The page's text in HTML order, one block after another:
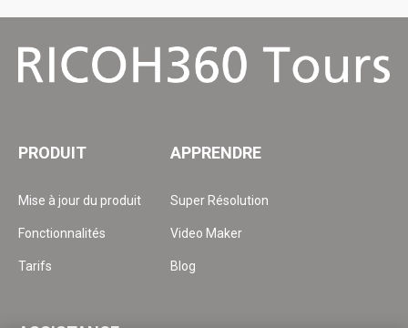
PRODUIT
Mise à jour du produit
Fonctionnalités
Tarifs
APPRENDRE
Super Résolution
Video Maker
Blog